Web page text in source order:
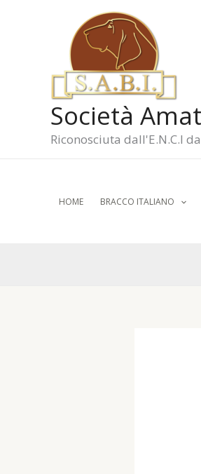
Società
Riconosciuta dall'E.N.C.I
HOME BRACCO ITALIANO